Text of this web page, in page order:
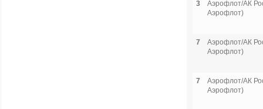
3
Аэрофлот/АК
Аэрофлот)
7
Аэрофлот/АК
Аэрофлот)
7
Аэрофлот/АК
Аэрофлот)